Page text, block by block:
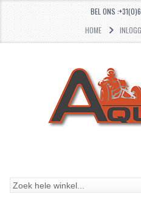
BEL ONS
HOME